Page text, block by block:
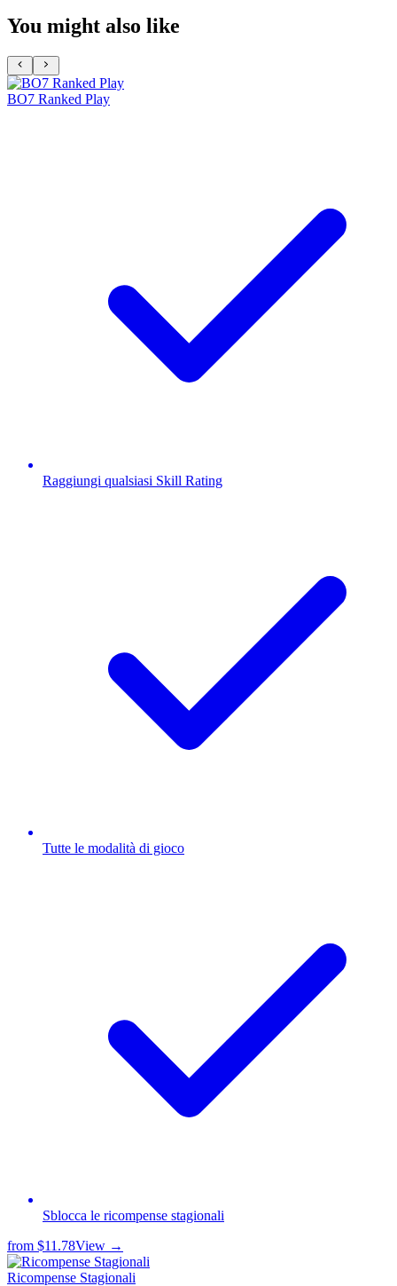
You might also like
BO7 Ranked Play
Raggiungi qualsiasi Skill Rating
Tutte le modalità di gioco
Sblocca le ricompense stagionali
from $11.78View →
Ricompense Stagionali